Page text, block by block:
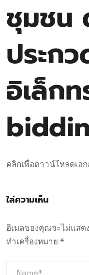
ชุมชน
ประกว
อิเล็ก
คลิกเพื่อดาวน์โหลดเอ
ใส่ความเห็น
อีเมลของคุณจะไม่แสด
ทำเครื่องหมาย *